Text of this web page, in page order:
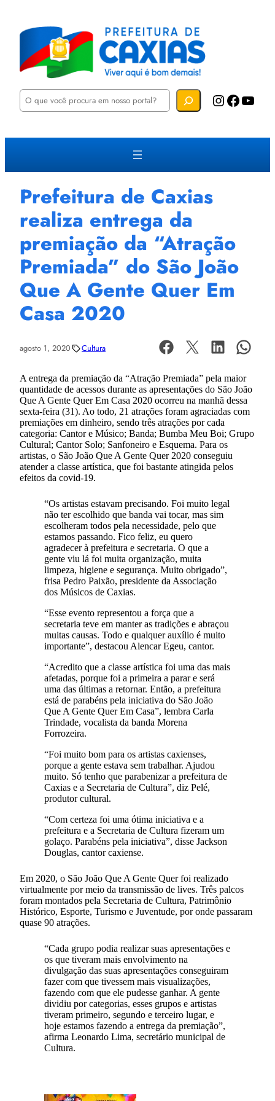
P
u
a
Instagram Facebook YouTube
Prefeitura de Caxias
realiza entrega da
premiação da “Atração
Premiada” do São João
Que A Gente Quer Em
Casa 2020
agosto 1, 2020 Cultura
A entrega da premiação da “Atração Premiada” pela maior
quantidade de acessos durante as apresentações do São João
Que A Gente Quer Em Casa 2020 ocorreu na manhã dessa
sexta-feira (31). Ao todo, 21 atrações foram agraciadas com
premiações em dinheiro, sendo três atrações por cada
categoria: Cantor e Músico; Banda; Bumba Meu Boi; Grupo
Cultural; Cantor Solo; Sanfoneiro e Esquema. Para os
artistas, o São João Que A Gente Quer 2020 conseguiu
atender a classe artística, que foi bastante atingida pelos
efeitos da covid-19.
“Os artistas estavam precisando. Foi muito legal
não ter escolhido que banda vai tocar, mas sim
escolheram todos pela necessidade, pelo que
estamos passando. Fico feliz, eu quero
agradecer à prefeitura e secretaria. O que a
gente viu lá foi muita organização, muita
limpeza, higiene e segurança. Muito obrigado”,
frisa Pedro Paixão, presidente da Associação
dos Músicos de Caxias.
“Esse evento representou a força que a
secretaria teve em manter as tradições e abraçou
muitas causas. Todo e qualquer auxílio é muito
importante”, destacou Alencar Egeu, cantor.
“Acredito que a classe artística foi uma das mais
afetadas, porque foi a primeira a parar e será
uma das últimas a retornar. Então, a prefeitura
está de parabéns pela iniciativa do São João
Que A Gente Quer Em Casa”, lembra Carla
Trindade, vocalista da banda Morena
Forrozeira.
“Foi muito bom para os artistas caxienses,
porque a gente estava sem trabalhar. Ajudou
muito. Só tenho que parabenizar a prefeitura de
Caxias e a Secretaria de Cultura”, diz Pelé,
produtor cultural.
“Com certeza foi uma ótima iniciativa e a
prefeitura e a Secretaria de Cultura fizeram um
golaço. Parabéns pela iniciativa”, disse Jackson
Douglas, cantor caxiense.
Em 2020, o São João Que A Gente Quer foi realizado
virtualmente por meio da transmissão de lives. Três palcos
foram montados pela Secretaria de Cultura, Patrimônio
Histórico, Esporte, Turismo e Juventude, por onde passaram
quase 90 atrações.
“Cada grupo podia realizar suas apresentações e
os que tiveram mais envolvimento na
divulgação das suas apresentações conseguiram
fazer com que tivessem mais visualizações,
fazendo com que ele pudesse ganhar. A gente
dividiu por categorias, esses grupos e artistas
tiveram primeiro, segundo e terceiro lugar, e
hoje estamos fazendo a entrega da premiação”,
afirma Leonardo Lima, secretário municipal de
Cultura.